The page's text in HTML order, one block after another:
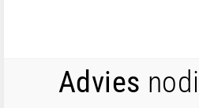
Advies